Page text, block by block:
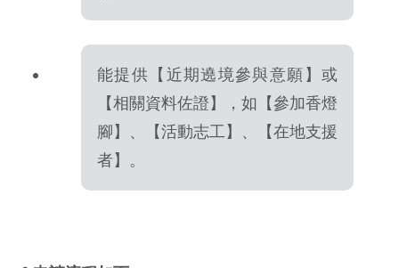
能提供【近期遶境參與意願】或
【相關資料佐證】，如【參加香燈
腳】、【活動志工】、【在地支援
者】。